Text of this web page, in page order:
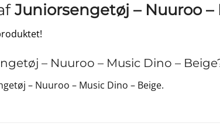
Juniorsengetøj – Nuuroo
– Nuuroo – Music Dino –
– Nuuroo – Music Dino – Beige.